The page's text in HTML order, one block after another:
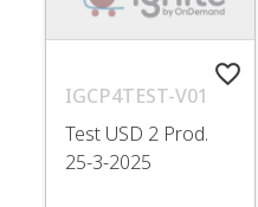
favorite_border
IGCP4TEST-V01
Test USD 2 Prod.
25-3-2025